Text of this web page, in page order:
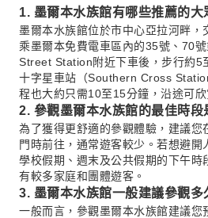
1. 墨爾本水族館有哪些推薦的大
墨爾本水族館位於市中心亞拉河畔，
乘墨爾本免費電車區內的35號、70
Street Station附近下車後，步行約5
十字星車站（Southern Cross
程也大約只需10至15分鐘，沿途可欣
2. 參觀墨爾本水族館的最佳時段
為了獲得更舒適的參觀體驗，建議您
門時前往，通常遊客較少。若想避開
學校假期、週末及公共假期的下午時
有較多家庭和團體遊客。
3. 墨爾本水族館一般建議參觀多
一般而言，參觀墨爾本水族館建議您